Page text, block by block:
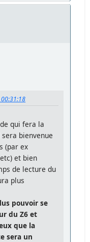
qui fera la
bienvenue
(par ex
et bien
de lecture du
plus
pouvoir se
du Z6 et
que la
sera un